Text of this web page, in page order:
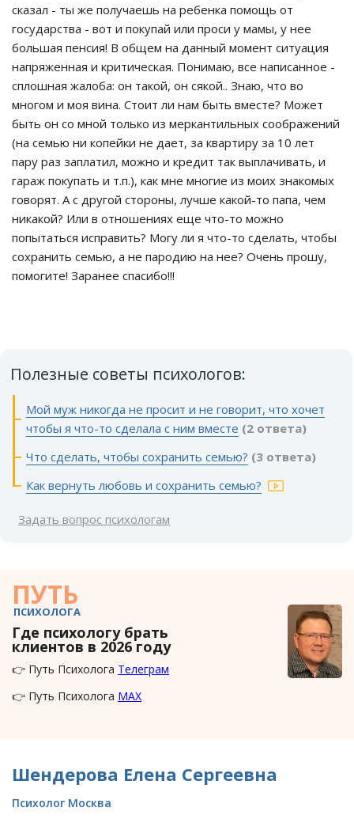
сказал - ты же получаешь на ребенка помощь от
государства - вот и покупай или проси у мамы, у нее
большая пенсия! В общем на данный момент ситуация
напряженная и критическая. Понимаю, все написанное -
сплошная жалоба: он такой, он сякой.. Знаю, что во
многом и моя вина. Стоит ли нам быть вместе? Может
быть он со мной только из меркантильных соображений
(на семью ни копейки не дает, за квартиру за 10 лет
пару раз заплатил, можно и кредит так выплачивать, и
гараж покупать и т.п.), как мне многие из моих знакомых
говорят. А с другой стороны, лучше какой-то папа, чем
никакой? Или в отношениях еще что-то можно
попытаться исправить? Могу ли я что-то сделать, чтобы
сохранить семью, а не пародию на нее? Очень прошу,
помогите! Заранее спасибо!!!
Полезные советы психологов:
Мой муж никогда не просит и не говорит, что хочет
чтобы я что-то сделала с ним вместе (2 ответа)
Что сделать, чтобы сохранить семью? (3 ответа)
Как вернуть любовь и сохранить семью?
Задать вопрос психологам
ПУТЬ
ПСИХОЛОГА
Где психологу брать
клиентов в 2026 году
👉 Путь Психолога Телеграм
👉 Путь Психолога MAX
Шендерова Елена Сергеевна
Психолог Москва